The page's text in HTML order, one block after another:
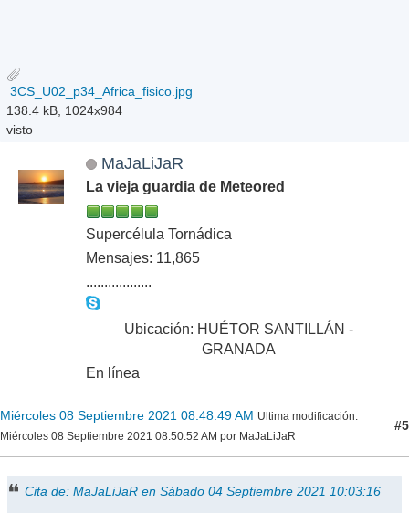
3CS_U02_p34_Africa_fisico.jpg
138.4 kB, 1024x984
visto
MaJaLiJaR
La vieja guardia de Meteored
Supercélula Tornádica
Mensajes: 11,865
..................
Ubicación: HUÉTOR SANTILLÁN -
GRANADA
En línea
Miércoles 08 Septiembre 2021 08:48:49 AM Ultima modificación:
Miércoles 08 Septiembre 2021 08:50:52 AM por MaJaLiJaR
#5
Cita de: MaJaLiJaR en Sábado 04 Septiembre 2021 10:03:16